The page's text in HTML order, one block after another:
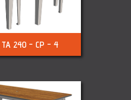
TA 240 - CP - 4